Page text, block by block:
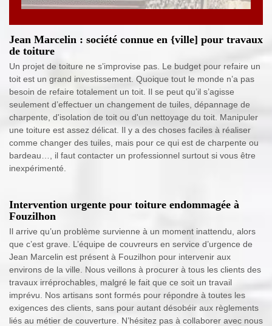
Jean Marcelin : société connue en {ville] pour travaux
de toiture
Un projet de toiture ne s’improvise pas. Le budget pour refaire un
toit est un grand investissement. Quoique tout le monde n’a pas
besoin de refaire totalement un toit. Il se peut qu’il s’agisse
seulement d’effectuer un changement de tuiles, dépannage de
charpente, d'isolation de toit ou d'un nettoyage du toit. Manipuler
une toiture est assez délicat. Il y a des choses faciles à réaliser
comme changer des tuiles, mais pour ce qui est de charpente ou
bardeau…, il faut contacter un professionnel surtout si vous être
inexpérimenté.
Intervention urgente pour toiture endommagée à
Fouzilhon
Il arrive qu’un problème survienne à un moment inattendu, alors
que c’est grave. L’équipe de couvreurs en service d’urgence de
Jean Marcelin est présent à Fouzilhon pour intervenir aux
environs de la ville. Nous veillons à procurer à tous les clients des
travaux irréprochables, malgré le fait que ce soit un travail
imprévu. Nos artisans sont formés pour répondre à toutes les
exigences des clients, sans pour autant désobéir aux règlements
liés au métier de couverture. N’hésitez pas à collaborer avec nous